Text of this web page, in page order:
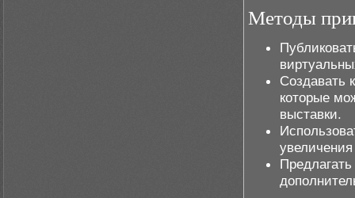
Методы
Создавать
которые
выставки.